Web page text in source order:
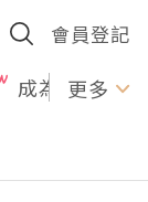
會員登記
成為U更多